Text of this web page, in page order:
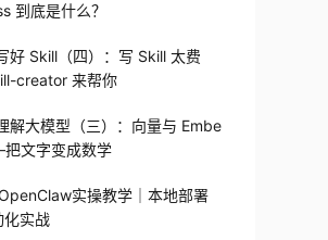
到底是什么？
好 Skill（四）：写 Skill 太费
creator 来帮你
解大模型（三）：向量与 Embe
文字变成数学
实操教学｜本地部署
化实战